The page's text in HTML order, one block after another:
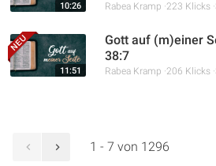
10:26 Rabea Kramp 223 Klicks
11:51
Gott auf (m)einer
38:7
Rabea Kramp 206 Klicks
1 - 7 von 1296